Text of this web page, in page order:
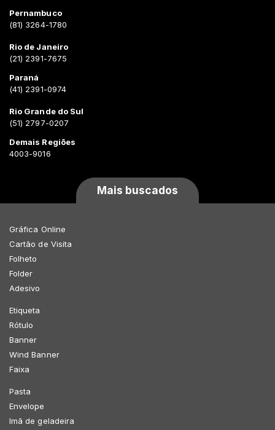
Pernambuco
(81) 3264-1780
Rio de Janeiro
(21) 2391-7675
Paraná
(41) 2391-0974
Rio Grande do Sul
(51) 2797-0207
Demais Regiões
4003-9016
Mais buscados
Gráfica Online
Cartão de Visita
Folheto
Folder
Adesivo
Etiqueta
Rótulo
Banner
Wind Banner
Faixa
Pasta
Envelope
Imã de geladeira